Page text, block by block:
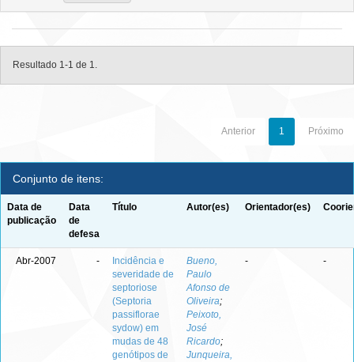
Resultado 1-1 de 1.
Anterior 1 Próximo
Conjunto de itens:
Data de
publicação
Data
de
defesa
Título Autor(es) Orientador(es)
Abr-2007 -
Incidência e
severidade de
septoriose
(Septoria
passiflorae
sydow) em
mudas de 48
genótipos de
Bueno,
Paulo
Afonso de
Oliveira;
Peixoto,
José
Ricardo;
Junqueira,
- -